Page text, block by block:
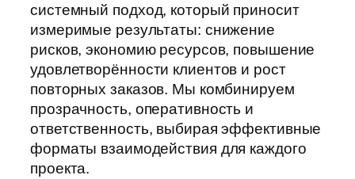
системный подход, который приносит
измеримые результаты: снижение
рисков, экономию ресурсов, повышение
удовлетворённости клиентов и рост
повторных заказов. Мы комбинируем
прозрачность, оперативность и
ответственность, выбирая эффективные
форматы взаимодействия для каждого
проекта.